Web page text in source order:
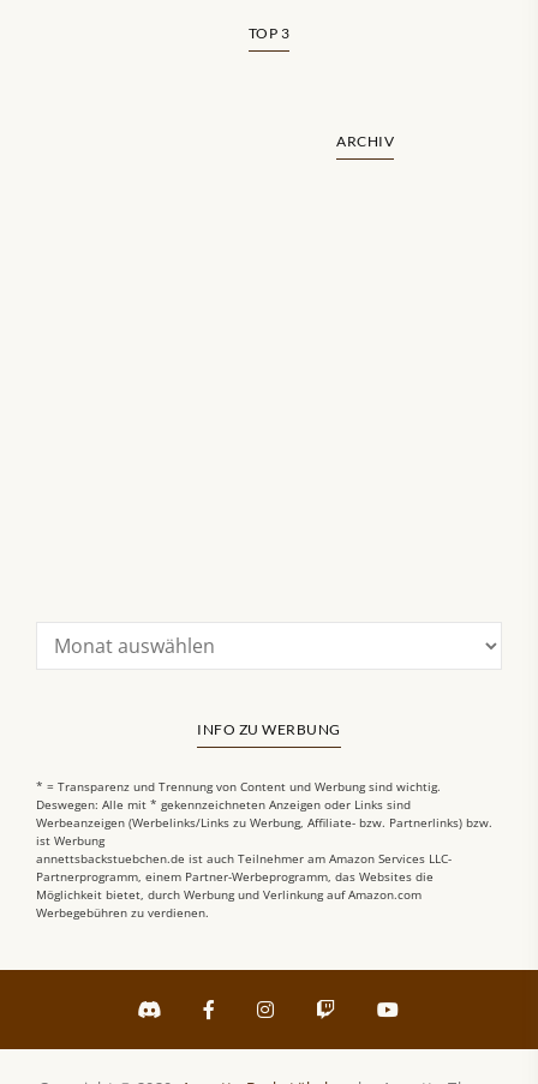
TOP 3
ARCHIV
INFO ZU WERBUNG
* = Transparenz und Trennung von Content und Werbung sind wichtig.
Deswegen: Alle mit * gekennzeichneten Anzeigen oder Links sind
Werbeanzeigen (Werbelinks/Links zu Werbung, Affiliate- bzw. Partnerlinks) bzw.
ist Werbung
annettsbackstuebchen.de ist auch Teilnehmer am Amazon Services LLC-
Partnerprogramm, einem Partner-Werbeprogramm, das Websites die
Möglichkeit bietet, durch Werbung und Verlinkung auf Amazon.com
Werbegebühren zu verdienen.